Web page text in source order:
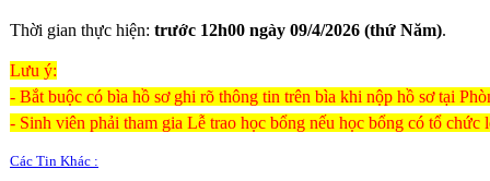
Thời gian thực hiện: trước 12h00 ngày 09/4/2026 (thứ Năm).
Lưu ý:
- Bắt buộc có bìa hồ sơ ghi rõ thông tin trên bìa khi nộp hồ sơ tại
- Sinh viên phải tham gia Lễ trao học bổng nếu học bổng có tổ chức
Các Tin Khác :